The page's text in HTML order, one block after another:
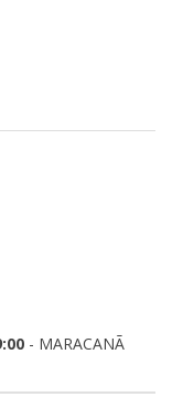
- MARACANÃ